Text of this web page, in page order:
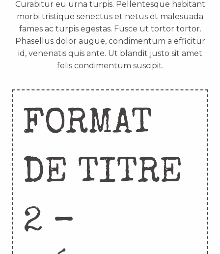
Curabitur eu urna turpis. Pellentesque habitant
morbi tristique senectus et netus et malesuada
fames ac turpis egestas. Fusce ut tortor tortor.
Phasellus dolor augue, condimentum a efficitur
id, venenatis quis ante. Ut blandit justo sit amet
felis condimentum suscipit.
FORMAT
DE TITRE
2 –